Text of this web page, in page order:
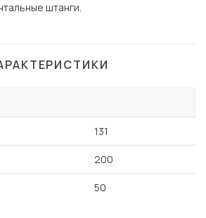
штанги.
131
200
50